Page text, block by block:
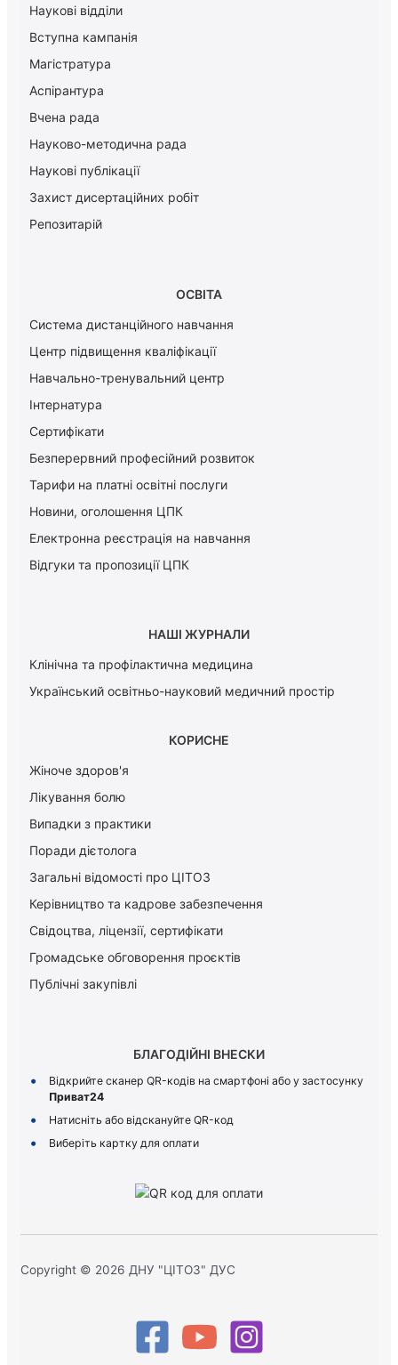
Наукові відділи
Вступна кампанія
Магістратура
Аспірантура
Вчена рада
Науково-методична рада
Наукові публікації
Захист дисертаційних робіт
Репозитарій
ОСВІТА
Система дистанційного навчання
Центр підвищення кваліфікації
Навчально-тренувальний центр
Інтернатура
Сертифікати
Безперервний професійний розвиток
Тарифи на платні освітні послуги
Новини, оголошення ЦПК
Електронна реєстрація на навчання
Відгуки та пропозиції ЦПК
НАШІ ЖУРНАЛИ
Клінічна та профілактична медицина
Український освітньо-науковий медичний простір
КОРИСНЕ
Жіноче здоров'я
Лікування болю
Випадки з практики
Поради дієтолога
Загальні відомості про ЦІТОЗ
Керiвництво та кадрове забезпечення
Свідоцтва, ліцензії, сертифікати
Громадське обговорення проєктів
Публічні закупівлі
БЛАГОДІЙНІ ВНЕСКИ
Відкрийте сканер QR-кодів на смартфоні або у застосунку
Приват24
Натисніть або відскануйте QR-код
Виберіть картку для оплати
Copyright © 2026 ДНУ "ЦІТОЗ" ДУС